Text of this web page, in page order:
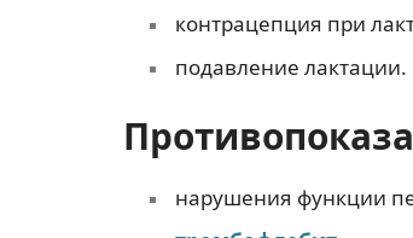
контрацепция при
подавление лактации.
нарушения функции